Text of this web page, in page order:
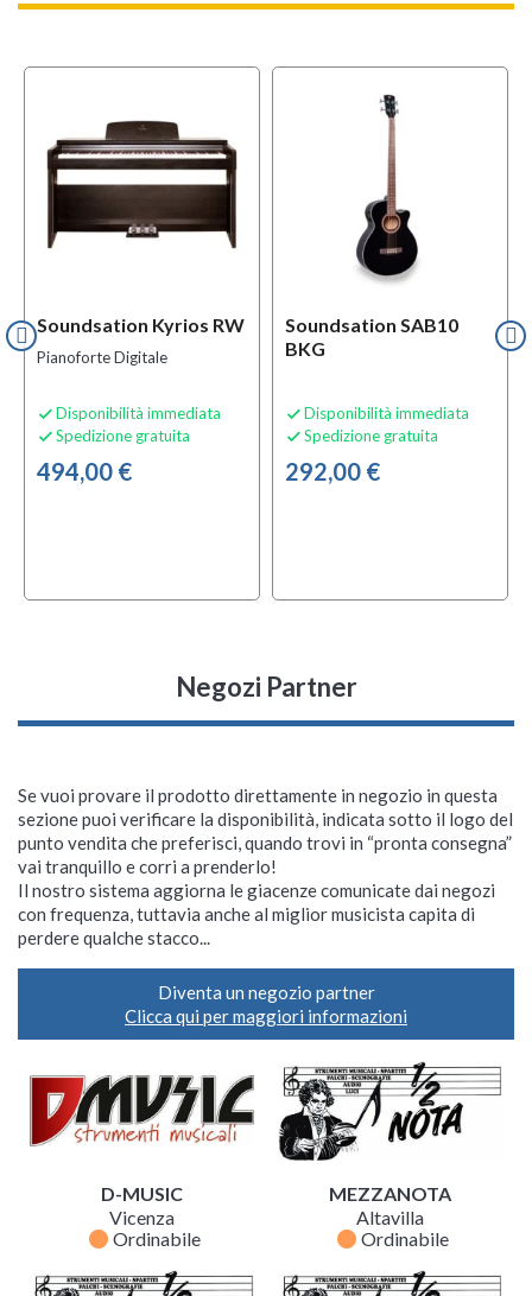
Soundsation Kyrios RW
Pianoforte Digitale
 Disponibilità immediata
 Spedizione gratuita
494,00 €
Soundsation SAB10
BKG
 Disponibilità immediata
 Spedizione gratuita
292,00 €
Negozi Partner
Se vuoi provare il prodotto direttamente in negozio in questa
sezione puoi verificare la disponibilità, indicata sotto il logo del
punto vendita che preferisci, quando trovi in “pronta consegna”
vai tranquillo e corri a prenderlo!
Il nostro sistema aggiorna le giacenze comunicate dai negozi
con frequenza, tuttavia anche al miglior musicista capita di
perdere qualche stacco...
Diventa un negozio partner
Clicca qui per maggiori informazioni
D-MUSIC
Vicenza
fiber_manual_record Ordinabile
MEZZANOTA
Altavilla
fiber_manual_record Ordinabile